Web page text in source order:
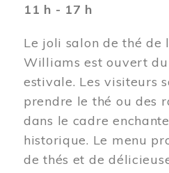
11 h - 17 h
Le joli salon de thé de
Williams est ouvert
estivale. Les visiteurs
prendre le thé ou des
dans le cadre
historique. Le menu
de thés et de